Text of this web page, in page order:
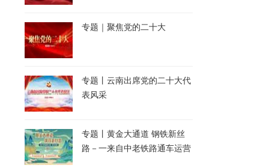
专题｜聚焦党的二十大
专题丨云南出席党的二十大代
表风采
专题丨黄金大通道 钢铁新丝
路－一来自中老铁路通车运营